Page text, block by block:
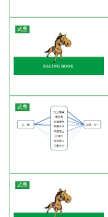
武豊
武豊
武豊